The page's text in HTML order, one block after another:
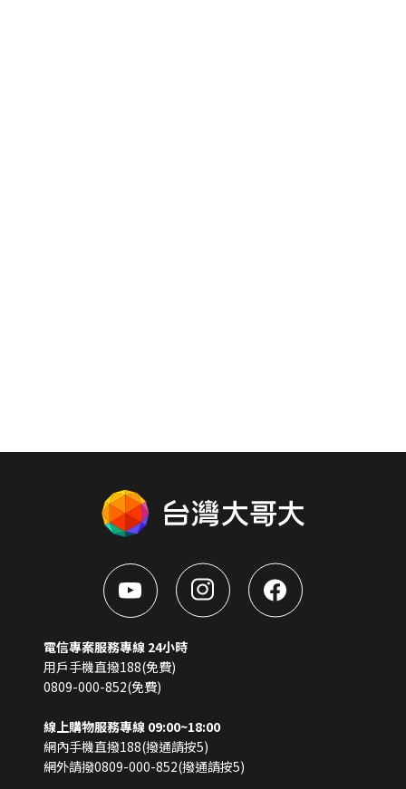
電信專案服務專線 24小時
用戶手機直撥188(免費)
0809-000-852(免費)
線上購物服務專線 09:00~18:00
網內手機直撥188(撥通請按5)
網外請撥0809-000-852(撥通請按5)